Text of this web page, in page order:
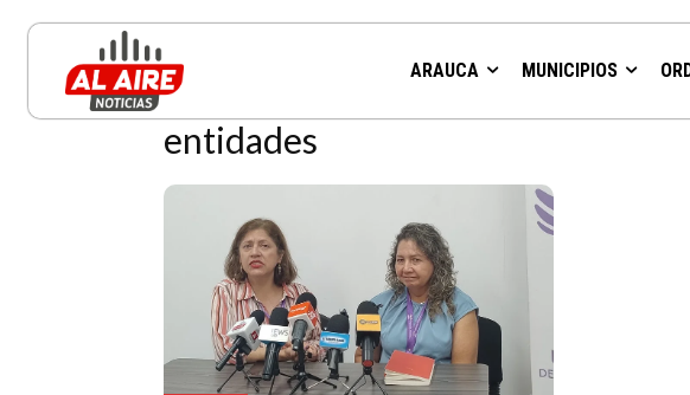
ARAUCA MUNICIPIOS
entidades